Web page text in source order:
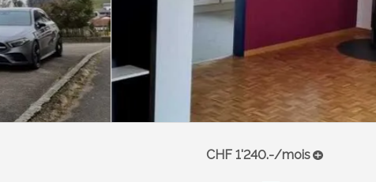
CHF 1'240.-/mois